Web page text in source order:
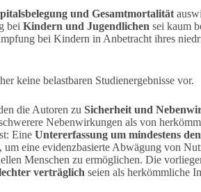
und Gesamtmortalität
bei Kindern und Jugendlichen sei kaum
bei Kindern in Anbetracht ihres
keine belastbaren Studienergebnisse vor.
die Autoren zu Sicherheit und
Nebenwirkungen als von
Eine Untererfassung um mindestens
eine evidenzbasierte Abwägung von
Menschen zu ermöglichen. Die
verträglich seien als herkömmliche